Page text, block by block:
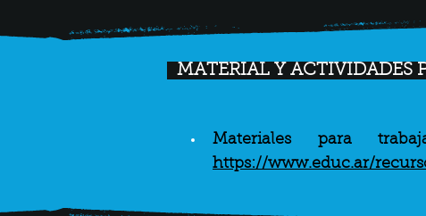
MATERIAL Y ACTIVIDADES
https://www.educ.ar/